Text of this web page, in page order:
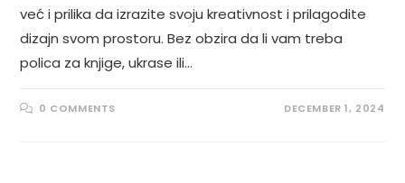
već i prilika da izrazite svoju kreativnost i prilagodite
dizajn svom prostoru. Bez obzira da li vam treba
polica za knjige, ukrase ili…
0 COMMENTS DECEMBER 1, 2024